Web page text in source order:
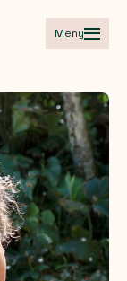
Meny